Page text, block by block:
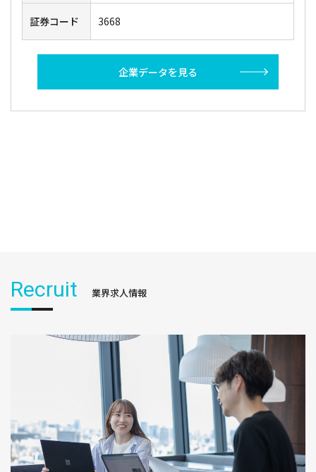
証券コード 3668
企業データを見る
Recruit 業界求人情報